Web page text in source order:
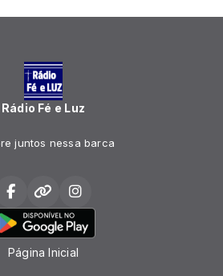
Rádio Fé e Luz
juntos nessa barca
Página Inicial